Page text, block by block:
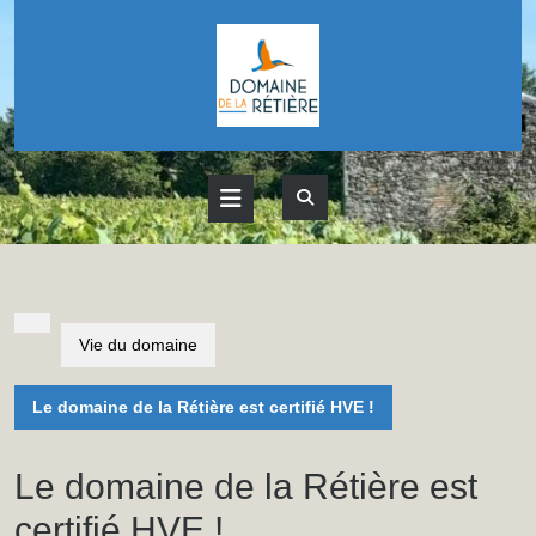
Open
Button
Vie du domaine
Le domaine de la Rétière est certifié HVE !
Le domaine de la Rétière est